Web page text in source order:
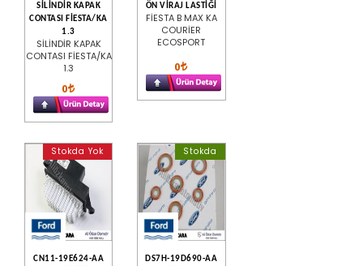
SİLİNDİR KAPAK
CONTASI FİESTA/KA
1.3
SİLİNDİR KAPAK
CONTASI FİESTA/KA
1.3
0
ÖN VİRAJ LASTİĞİ
FİESTA B MAX KA
COURİER
ECOSPORT
0
Stokda Yok
CN11-19E624-AA
Stokda
DS7H-19D690-AA